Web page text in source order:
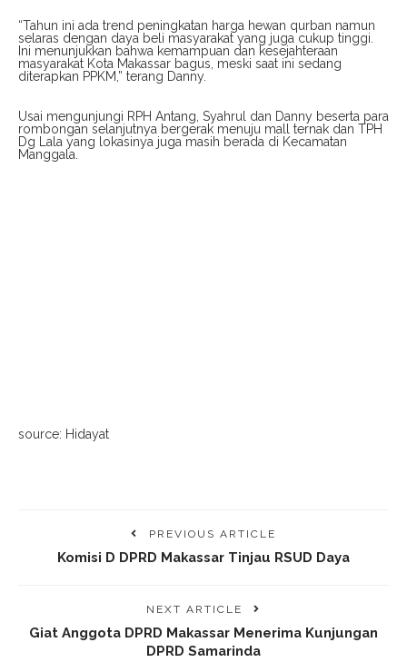
“Tahun ini ada trend peningkatan harga hewan qurban namun
selaras dengan daya beli masyarakat yang juga cukup tinggi.
Ini menunjukkan bahwa kemampuan dan kesejahteraan
masyarakat Kota Makassar bagus, meski saat ini sedang
diterapkan PPKM,” terang Danny.
Usai mengunjungi RPH Antang, Syahrul dan Danny beserta para
rombongan selanjutnya bergerak menuju mall ternak dan TPH
Dg Lala yang lokasinya juga masih berada di Kecamatan
Manggala.
source: Hidayat
PREVIOUS ARTICLE
Komisi D DPRD Makassar Tinjau RSUD Daya
NEXT ARTICLE
Giat Anggota DPRD Makassar Menerima Kunjungan
DPRD Samarinda